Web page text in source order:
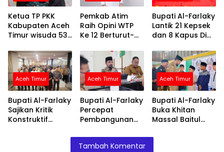
Ketua TP PKK
Kabupaten Aceh
Timur wisuda 53
Kecamatan
Birem Bayeun
Kabupaten Aceh
Timur
Pemkab Atim
Raih Opini WTP
Ke 12 Berturut-
TA.2025
Bupati Al-Farlaky
Lantik 21 Kepsek
dan 8 Kapus Di
Pemkab Atim
Aceh Timur
Bupati Al-Farlaky
Sajikan Kritik
Konstruktif
Aceh Timur
Bupati Al-Farlaky
Percepat
Pembangunan
Jadi
Aceh Timur
Bupati Al-Farlaky
Buka Khitan
Massal Baitul
Terima Layanan
Tambah Komentar